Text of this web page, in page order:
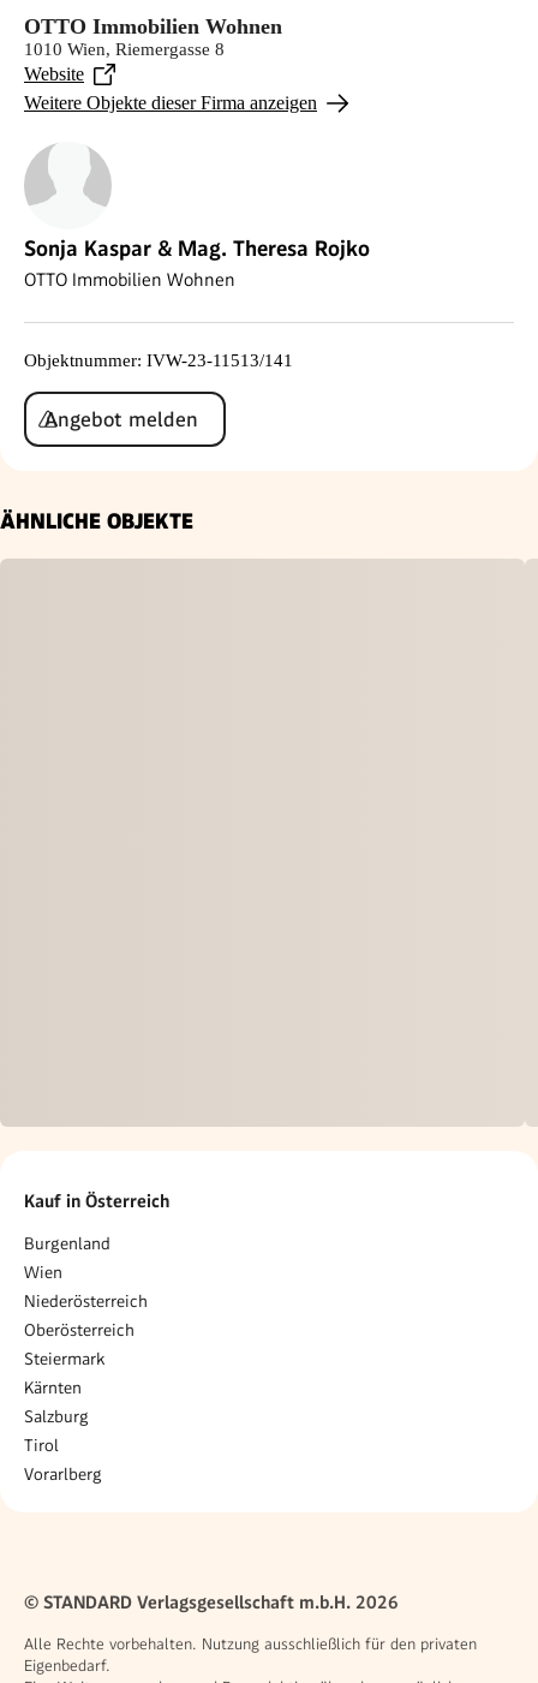
OTTO Immobilien Wohnen
1010 Wien, Riemergasse 8
Website
Weitere Objekte dieser Firma anzeigen
Sonja Kaspar & Mag. Theresa Rojko
OTTO Immobilien Wohnen
Objektnummer: IVW-23-11513/141
Angebot melden
ÄHNLICHE OBJEKTE
Kauf in Österreich
Burgenland
Wien
Niederösterreich
Oberösterreich
Steiermark
Kärnten
Salzburg
Tirol
Vorarlberg
© STANDARD Verlagsgesellschaft m.b.H. 2026
Alle Rechte vorbehalten. Nutzung ausschließlich für den privaten
Eigenbedarf.